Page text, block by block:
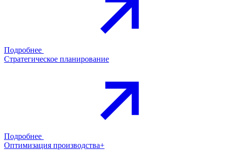
Подробнее
Стратегическое планирование
Подробнее
Оптимизация производства+